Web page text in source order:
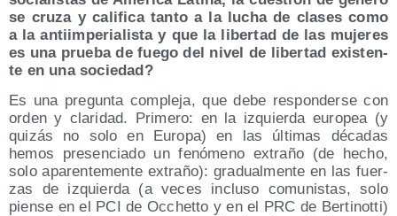
se cru­za y cali­fi­ca tan­to a la lucha de cla­ses como
a la anti­im­pe­ria­lis­ta y que la liber­tad de las muje­res
es una prue­ba de fue­go del nivel de liber­tad exis­ten­
te en una sociedad?
Es una pre­gun­ta com­ple­ja, que debe res­pon­der­se con
orden y cla­ri­dad. Pri­me­ro: en la izquier­da euro­pea (y
qui­zás no solo en Euro­pa) en las últi­mas déca­das
hemos pre­sen­cia­do un fenó­meno extra­ño (de hecho,
solo apa­ren­te­men­te extra­ño): gra­dual­men­te en las fuer­
zas de izquier­da (a veces inclu­so comu­nis­tas, solo
pien­se en el PCI de Occhet­to y en el PRC de Ber­ti­not­ti)